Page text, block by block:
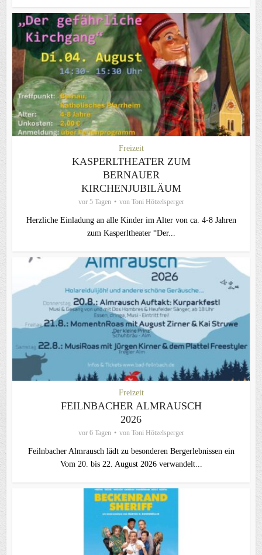
Freizeit
KASPERLTHEATER ZUM
BERNAUER
KIRCHENJUBILÄUM
vor 5 Tagen von Toni Hötzelsperger
Herzliche Einladung an alle Kinder im Alter von ca. 4-8 Jahren
zum Kasperltheater “Der...
Freizeit
FEILNBACHER ALMRAUSCH
2026
vor 6 Tagen von Toni Hötzelsperger
Feilnbacher Almrausch lädt zu besonderen Bergerlebnissen ein
Vom 20. bis 22. August 2026 verwandelt...